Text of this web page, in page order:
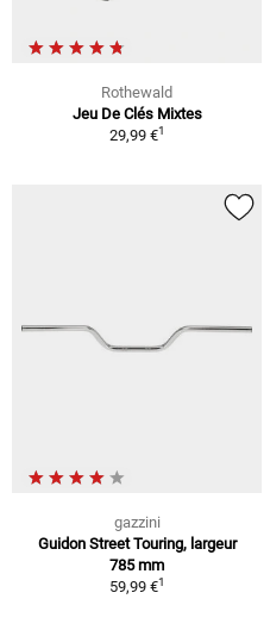
Rothewald
Jeu De Clés Mixtes
29,99 €1
gazzini
Guidon Street Touring, largeur
785 mm
59,99 €1